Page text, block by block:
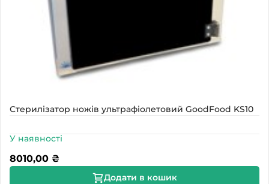
Стерилізатор ножів ультрафіолетовий GoodFood KS10
У наявності
8010,00 ₴
Додати в кошик